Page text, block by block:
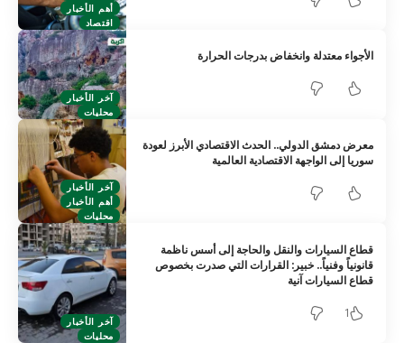
أهم الأخبار
اقتصاد
آخر الأخبار
محليات
الأجواء معتدلة وانخفاض بدرجات الحرارة ‏
آخر الأخبار
أهم الأخبار
محليات
معرض دمشق الدولي.. الحدث الاقتصادي الأبرز لعودة
سوريا إلى الواجهة الاقتصادية العالمية
آخر الأخبار
محليات
قطاع السيارات والنقل والحاجة إلى أسس ناظمة
قانونياً وفنياً.. خبير: القرارات التي صدرت بخصوص
قطاع السيارات آنية
1